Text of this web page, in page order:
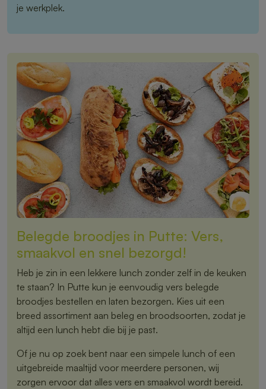
je werkplek.
Belegde broodjes in Putte: Vers,
smaakvol en snel bezorgd!
Heb je zin in een lekkere lunch zonder zelf in de keuken
te staan? In Putte kun je eenvoudig vers belegde
broodjes bestellen en laten bezorgen. Kies uit een
breed assortiment aan beleg en broodsoorten, zodat je
altijd een lunch hebt die bij je past.
Of je nu op zoek bent naar een simpele lunch of een
uitgebreide maaltijd voor meerdere personen, wij
zorgen ervoor dat alles vers en smaakvol wordt bereid.